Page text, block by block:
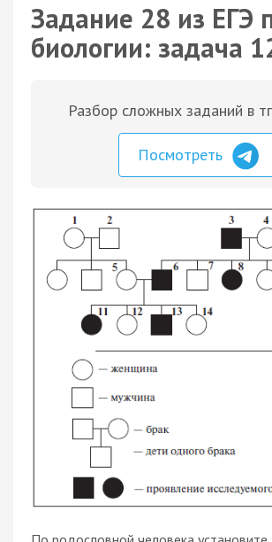
Задание 28 из ЕГЭ
биологии: задача
Разбор сложных заданий в
Посмотреть